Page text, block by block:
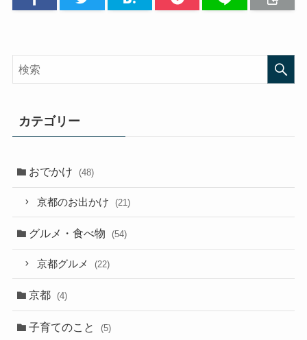
カテゴリー
おでかけ (48)
京都のお出かけ (21)
グルメ・食べ物 (54)
京都グルメ (22)
京都 (4)
子育てのこと (5)